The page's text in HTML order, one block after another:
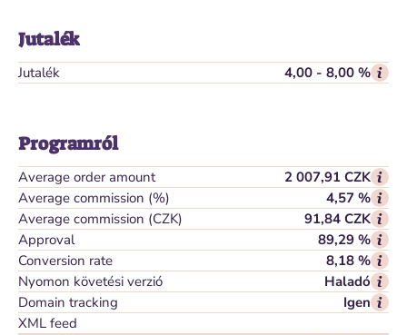
Jutalék
Jutalék 4,00 - 8,00 %
Programról
Average order amount
2 007,91 CZK
Average commission (%)
4,57 %
Average commission (CZK)
91,84 CZK
Approval
89,29 %
Conversion rate
8,18 %
Nyomon követési verzió
Haladó
Domain tracking
Igen
XML feed